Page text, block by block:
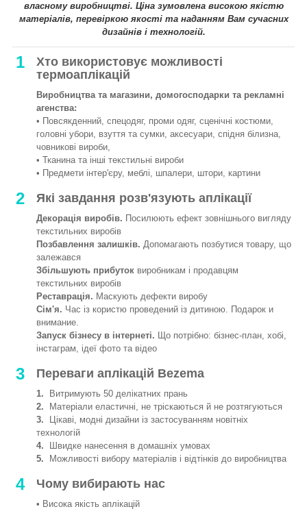
власному виробництві. Ціна зумовлена високою якістю
матеріалів, перевіркою якості та наданням Вам сучасних
дизайнів і технологій.
1
Хто використовує можливості
термоаплікацій
Виробництва та магазини, домогосподарки та рекламні
агенства:
• Повсякденний, спецодяг, проми одяг, сценічні костюми,
головні убори, взуття та сумки, аксесуари, спідня білизна,
човникові вироби,
• Тканина та інші текстильні вироби
• Предмети інтер'єру, меблі, шпалери, штори, картини
2 Які завдання розв'язують аплікації
Декорація виробів. Посилюють ефект зовнішнього вигляду
текстильних виробів
Позбавлення залишків. Допомагають позбутися товару, що
залежався
Збільшують прибуток виробникам і продавцям
текстильних виробів
Реставрація. Маскують дефекти виробу
Сім'я. Час із користю проведений із дитиною. Подарок и
внимание.
Запуск бізнесу в інтернеті. Що потрібно: бізнес-план, хобі,
інстаграм, ідеї фото та відео
3 Переваги аплікацій Bezema
1. Витримують 50 делікатних прань
2. Матеріали еластичні, не тріскаються й не розтягуються
3. Цікаві, модні дизайни із застосуванням новітніх
технологій
4. Швидке нанесення в домашніх умовах
5. Можливості вибору матеріалів і відтінків до виробництва
4 Чому вибирають нас
• Висока якість аплікацій